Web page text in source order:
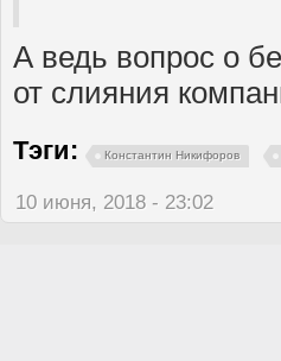
А ведь вопрос о
от слияния
Тэги: Константин Никифоров
10 июня, 2018 - 23:02